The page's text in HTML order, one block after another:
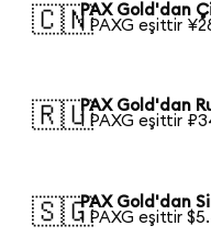
🇨🇳PAX Gold'dan
1 PAXG eşittir
🇷🇺PAX Gold'dan
1 PAXG eşittir
🇸🇬PAX Gold'dan
1 PAXG eşittir